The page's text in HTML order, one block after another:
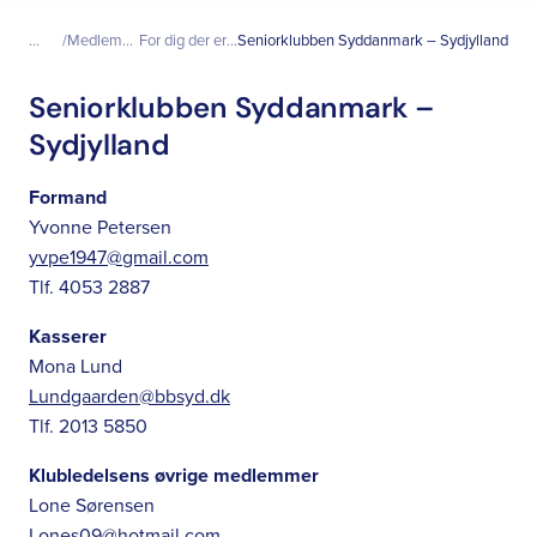
... Medlemskab For dig der er seniorSeniorklubben Syddanmark – Sydjylland
Seniorklubben Syddanmark –
Sydjylland
Formand
Yvonne Petersen
yvpe1947@gmail.com
Tlf. 4053 2887
Kasserer
Mona Lund
Lundgaarden@bbsyd.dk
Tlf. 2013 5850
Klubledelsens øvrige medlemmer
Lone Sørensen